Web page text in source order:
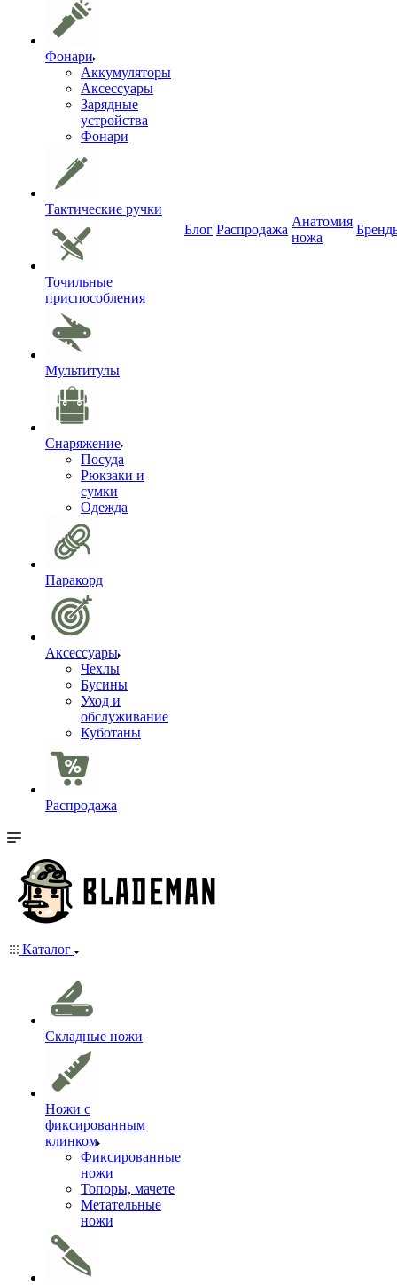
Фонари
Аккумуляторы
Аксессуары
Зарядные
устройства
Фонари
Тактические ручки
Точильные
приспособления
Мультитулы
Снаряжение
Посуда
Рюкзаки и
сумки
Одежда
Паракорд
Аксессуары
Чехлы
Бусины
Уход и
обслуживание
Куботаны
Распродажа
Блог Распродажа
Анатомия
ножа
Каталог
Складные ножи
Ножи с
фиксированным
клинком
Фиксированные
ножи
Топоры, мачете
Метательные
ножи